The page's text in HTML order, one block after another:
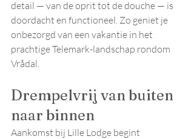
detail — van de oprit tot de douche — is
doordacht en functioneel. Zo geniet je
onbezorgd van een vakantie in het
prachtige Telemark-landschap rondom
Vrådal.
Drempelvrij van buiten
naar binnen
Aankomst bij Lille Lodge begint